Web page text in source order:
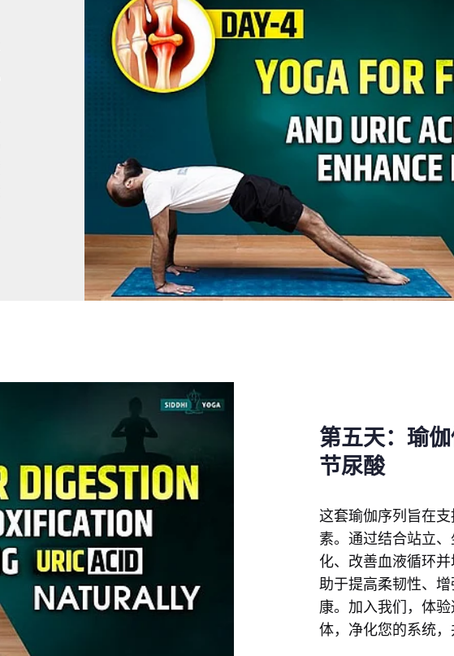
第五天：瑜
节尿酸
这套瑜伽序列旨在
素。通过结合站立
化、改善血液循环
助于提高柔韧性、
康。加入我们，体
体，净化您的系统，